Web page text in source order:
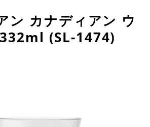
ン カナディアン ウ
(SL-1474)